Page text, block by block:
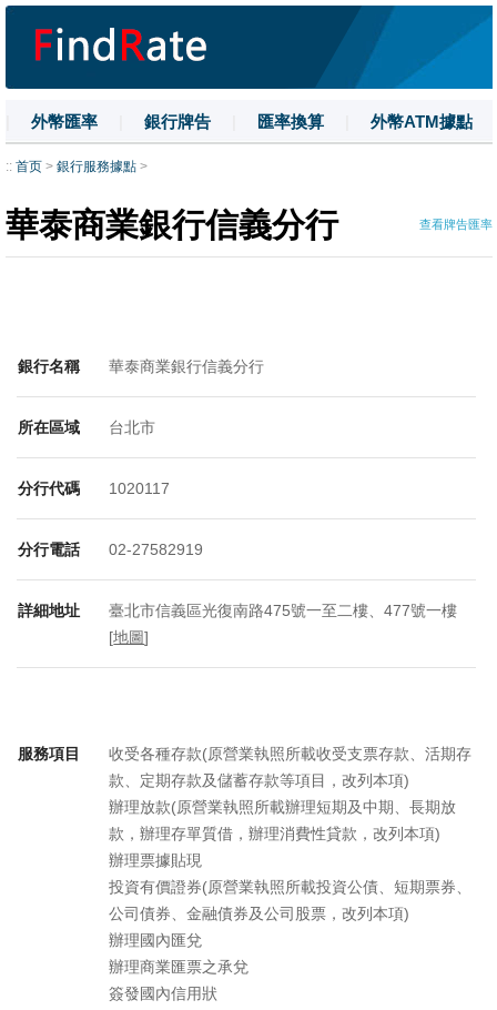
外幣匯率 銀行牌告 匯率換算 外幣ATM據點
| 名詞解釋 | 換匯技巧
:: 首页 > 銀行服務據點 >
華泰商業銀行信義分行 查看牌告匯率
銀行名稱 華泰商業銀行信義分行
所在區域 台北市
分行代碼 1020117
分行電話 02-27582919
詳細地址
臺北市信義區光復南路475號一至二樓、477號一樓
[地圖]
服務項目
收受各種存款(原營業執照所載收受支票存款、活期存
款、定期存款及儲蓄存款等項目，改列本項)
辦理放款(原營業執照所載辦理短期及中期、長期放
款，辦理存單質借，辦理消費性貸款，改列本項)
辦理票據貼現
投資有價證券(原營業執照所載投資公債、短期票券、
公司債券、金融債券及公司股票，改列本項)
辦理國內匯兌
辦理商業匯票之承兌
簽發國內信用狀